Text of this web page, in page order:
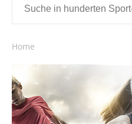
Home